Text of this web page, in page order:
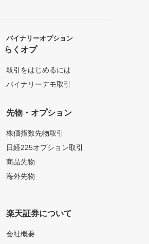
バイナリーオプション
らくオプ
取引をはじめるには
バイナリーデモ取引
先物・オプション
株価指数先物取引
日経225オプション取引
商品先物
海外先物
楽天証券について
会社概要